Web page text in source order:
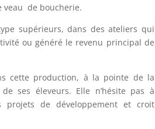
veau de boucherie.
supérieurs, dans des ateliers qui
ou généré le revenu principal de
cette production, à la pointe de la
ses éleveurs. Elle n’hésite pas à
projets de développement et croit